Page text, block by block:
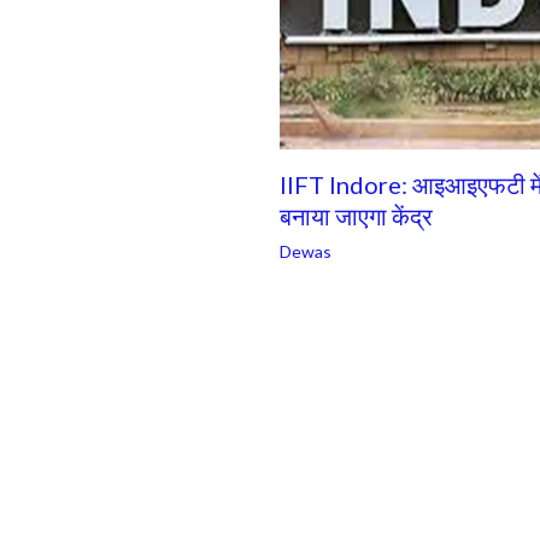
IIFT Indore: आइआइएफटी में
बनाया जाएगा केंद्र
Dewas